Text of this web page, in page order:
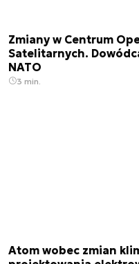
Zmiany w Centrum
Satelitarnych.
NATO
3 min.
Atom wobec zmian